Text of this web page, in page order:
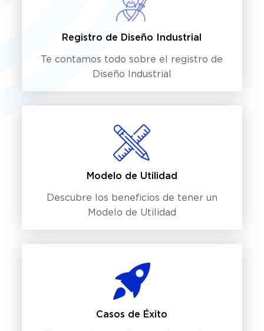
Registro de Diseño Industrial
Te contamos todo sobre el registro de
Diseño Industrial
Modelo de Utilidad
Descubre los beneficios de tener un
Modelo de Utilidad
Casos de Éxito